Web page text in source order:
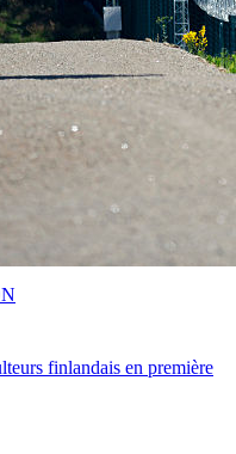
finlandais en première